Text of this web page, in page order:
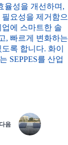
율성을 개선하며,
요성을 제거함으
에 스마트한 솔
, 빠르게 변화하는
록 합니다. 화이
SEPPES를 산업
다음